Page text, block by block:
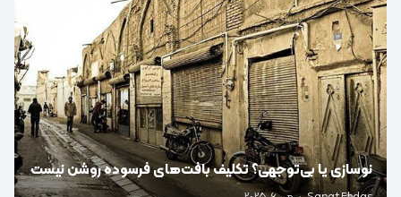
نوسازی یا بی‌توجهی؟ تکلیف بافت‌های فرسوده روشن نیست